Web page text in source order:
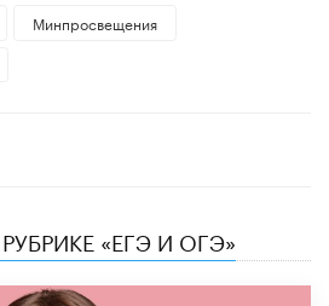
Минпросвещения
«ЕГЭ И ОГЭ»